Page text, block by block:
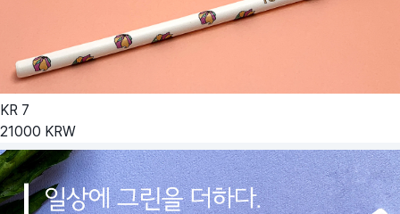
KR 7
21000 KRW